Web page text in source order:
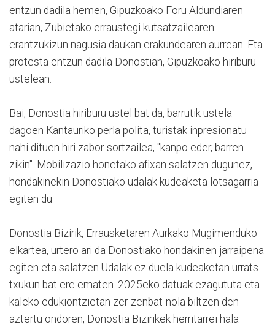
entzun dadila hemen, Gipuzkoako Foru Aldundiaren
atarian, Zubietako erraustegi kutsatzailearen
erantzukizun nagusia daukan erakundearen aurrean. Eta
protesta entzun dadila Donostian, Gipuzkoako hiriburu
ustelean.
Bai, Donostia hiriburu ustel bat da, barrutik ustela
dagoen Kantauriko perla polita, turistak inpresionatu
nahi dituen hiri zabor-sortzailea, "kanpo eder, barren
zikin". Mobilizazio honetako afixan salatzen dugunez,
hondakinekin Donostiako udalak kudeaketa lotsagarria
egiten du.
Donostia Bizirik, Errausketaren Aurkako Mugimenduko
elkartea, urtero ari da Donostiako hondakinen jarraipena
egiten eta salatzen Udalak ez duela kudeaketan urrats
txukun bat ere ematen. 2025eko datuak ezagututa eta
kaleko edukiontzietan zer-zenbat-nola biltzen den
aztertu ondoren, Donostia Bizirikek herritarrei hala